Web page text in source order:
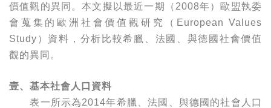
價值觀的異同。本文擬以最近一期（2008年）歐盟執委
會蒐集的歐洲社會價值觀研究（European Values
Study）資料，分析比較希臘、法國、與德國社會價值
觀的異同。
壹、基本社會人口資料
表一所示為2014年希臘、法國、與德國的社會人口